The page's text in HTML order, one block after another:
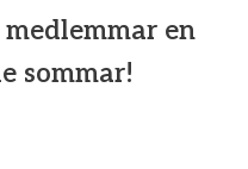
en
sommar!